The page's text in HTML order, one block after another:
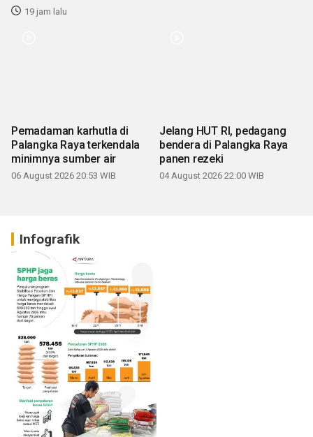
19 jam lalu
Pemadaman karhutla di
Palangka Raya terkendala
minimnya sumber air
06 August 2026 20:53 WIB
Jelang HUT RI, pedagang
bendera di Palangka Raya
panen rezeki
04 August 2026 22:00 WIB
Infografik